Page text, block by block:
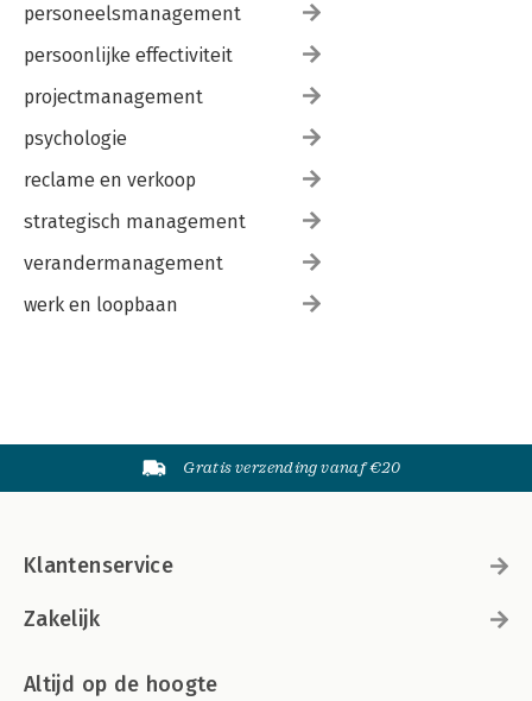
personeelsmanagement
persoonlijke effectiviteit
projectmanagement
psychologie
reclame en verkoop
strategisch management
verandermanagement
werk en loopbaan
Gratis verzending vanaf €20
Klantenservice
Zakelijk
Altijd op de hoogte